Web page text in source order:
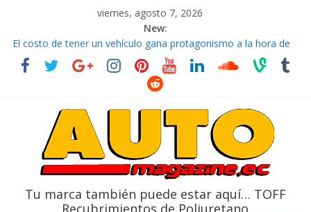
viernes, agosto 7, 2026
New:
El costo de tener un vehículo gana protagonismo a la hora de
decidir
Ultima película ‘Spider‑Man: Brand New Day’ pone en escena a
La Vuelta al Ecuador 2026, edición 47ª, recorre 7 provincias en 8
La FEDAK recibe 12 Sinotruk Bolden para cubrir las rutas de La
Tu marca también puede estar aquí… TOFF
Recubrimientos de Poliuretano